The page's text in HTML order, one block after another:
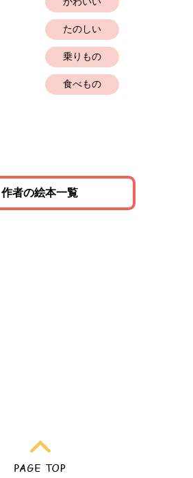
かわいい
たのしい
乗りもの
食べもの
作者の絵本一覧